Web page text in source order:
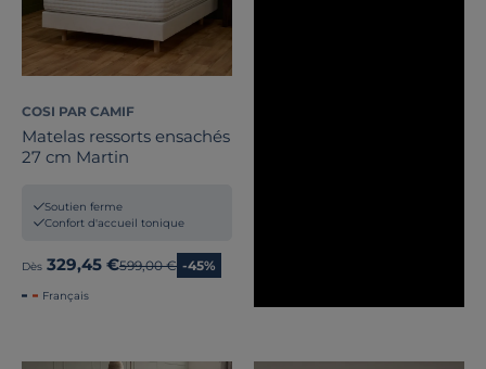
COSI PAR CAMIF
Matelas ressorts ensachés
27 cm Martin
Soutien ferme
Confort d'accueil tonique
Dès 329,45 €Ancien prix
599,00 € -45%
Français